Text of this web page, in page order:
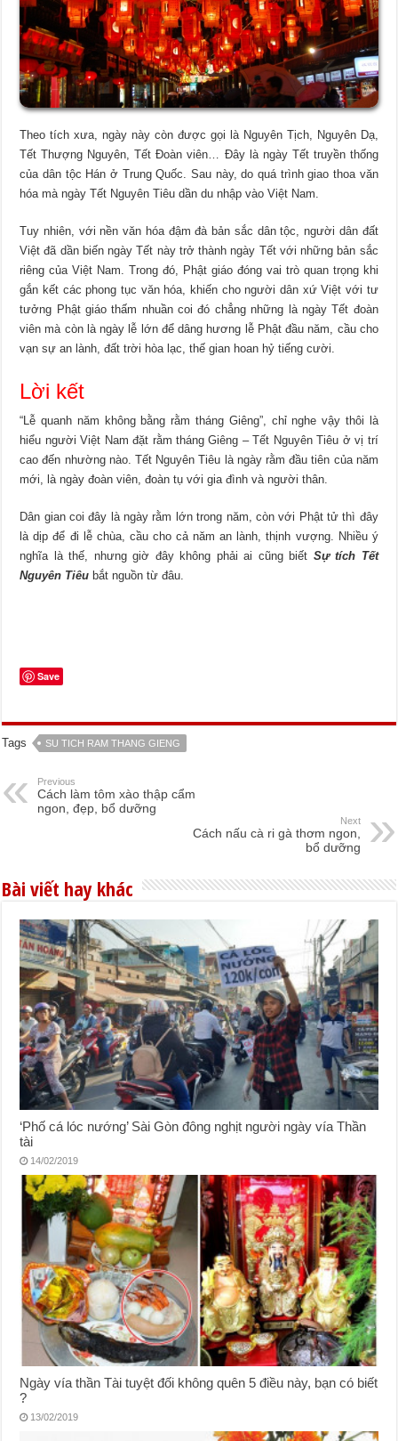
Theo tích xưa, ngày này còn được gọi là Nguyên Tịch, Nguyên Dạ,
Tết Thượng Nguyên, Tết Đoàn viên… Đây là ngày Tết truyền thống
của dân tộc Hán ở Trung Quốc. Sau này, do quá trình giao thoa văn
hóa mà ngày Tết Nguyên Tiêu dần du nhập vào Việt Nam.
Tuy nhiên, với nền văn hóa đậm đà bản sắc dân tộc, người dân đất
Việt đã dần biến ngày Tết này trở thành ngày Tết với những bản sắc
riêng của Việt Nam. Trong đó, Phật giáo đóng vai trò quan trọng khi
gắn kết các phong tục văn hóa, khiến cho người dân xứ Việt với tư
tưởng Phật giáo thấm nhuần coi đó chẳng những là ngày Tết đoàn
viên mà còn là ngày lễ lớn để dâng hương lễ Phật đầu năm, cầu cho
vạn sự an lành, đất trời hòa lạc, thế gian hoan hỷ tiếng cười.
Lời kết
“Lễ quanh năm không bằng rằm tháng Giêng”, chỉ nghe vậy thôi là
hiểu người Việt Nam đặt rằm tháng Giêng – Tết Nguyên Tiêu ở vị trí
cao đến nhường nào. Tết Nguyên Tiêu là ngày rằm đầu tiên của năm
mới, là ngày đoàn viên, đoàn tụ với gia đình và người thân.
Dân gian coi đây là ngày rằm lớn trong năm, còn với Phật tử thì đây
là dịp để đi lễ chùa, cầu cho cả năm an lành, thịnh vượng. Nhiều ý
nghĩa là thế, nhưng giờ đây không phải ai cũng biết Sự tích Tết
Nguyên Tiêu bắt nguồn từ đâu.
Save
Tags SU TICH RAM THANG GIENG
Previous
Cách làm tôm xào thập cẩm
ngon, đẹp, bổ dưỡng
Next
Cách nấu cà ri gà thơm ngon,
bổ dưỡng
Bài viết hay khác
‘Phố cá lóc nướng’ Sài Gòn đông nghịt người ngày vía Thần
tài
14/02/2019
Ngày vía thần Tài tuyệt đối không quên 5 điều này, bạn có biết
?
13/02/2019